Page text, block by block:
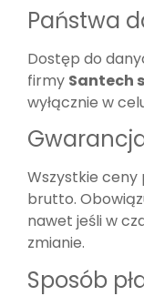
Państwa
Dostęp do
firmy Santech
wyłącznie w
Wszystkie
brutto.
nawet jeśli w
zmianie.
Sposób